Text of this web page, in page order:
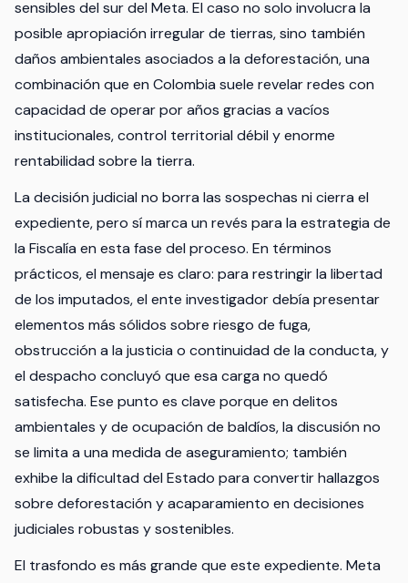
sensibles del sur del Meta. El caso no solo involucra la
posible apropiación irregular de tierras, sino también
daños ambientales asociados a la deforestación, una
combinación que en Colombia suele revelar redes con
capacidad de operar por años gracias a vacíos
institucionales, control territorial débil y enorme
rentabilidad sobre la tierra.
La decisión judicial no borra las sospechas ni cierra el
expediente, pero sí marca un revés para la estrategia de
la Fiscalía en esta fase del proceso. En términos
prácticos, el mensaje es claro: para restringir la libertad
de los imputados, el ente investigador debía presentar
elementos más sólidos sobre riesgo de fuga,
obstrucción a la justicia o continuidad de la conducta, y
el despacho concluyó que esa carga no quedó
satisfecha. Ese punto es clave porque en delitos
ambientales y de ocupación de baldíos, la discusión no
se limita a una medida de aseguramiento; también
exhibe la dificultad del Estado para convertir hallazgos
sobre deforestación y acaparamiento en decisiones
judiciales robustas y sostenibles.
El trasfondo es más grande que este expediente. Meta